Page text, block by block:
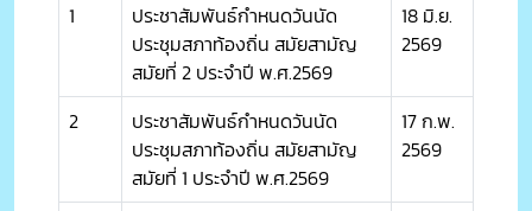
1
ประชาสัมพันธ์กำหนดวันนัด
ประชุมสภาท้องถิ่น สมัยสามัญ
สมัยที่ 2 ประจำปี พ.ศ.2569
18 มิ.ย.
2569
2
ประชาสัมพันธ์กำหนดวันนัด
ประชุมสภาท้องถิ่น สมัยสามัญ
สมัยที่ 1 ประจำปี พ.ศ.2569
17 ก.พ.
2569